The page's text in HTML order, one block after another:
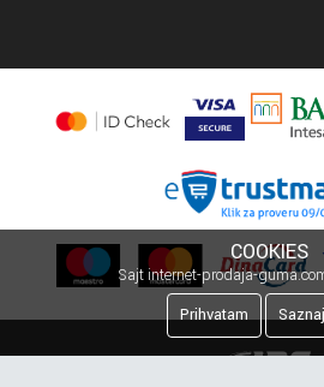
COOKIES
Sajt internet-prodaja-
Prihvatam